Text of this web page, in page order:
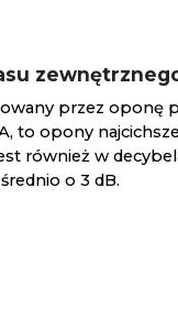
przez oponę
to opony
również w
o 3 dB.